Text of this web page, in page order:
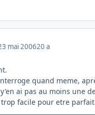
mai 200620 a
quand meme,
ai pas au moins une
facile pour etre